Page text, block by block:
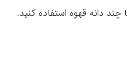
چند دانه قهوه استفاده کنید.